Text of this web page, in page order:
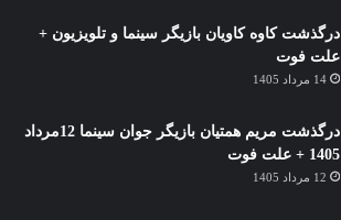
درگذشت کاوه کاویان بازیگر سینما و تلویزیون +
علت فوت
14 مرداد 1405
درگذشت مریم همتیان بازیگر جوان سینما 12مرداد
1405 + علت فوت
12 مرداد 1405